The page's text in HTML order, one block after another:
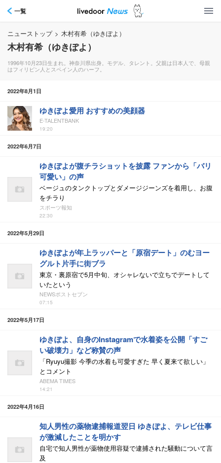
一覧
ニューストップ > 木村有希（ゆきぽよ）
木村有希（ゆきぽよ）
1996年10月23日生まれ。神奈川県出身。モデル、タレント。父親は日本人で、母親
はフィリピン人とスペイン人のハーフ。
2022年8月1日
ゆきぽよ愛用 おすすめの美顔器
E-TALENTBANK
19:20
2022年6月7日
ゆきぽよが腹チラショットを披露 ファンから「バリ
可愛い」の声
ベージュのタンクトップとダメージジーンズを着用し、お腹
をチラり
スポーツ報知
22:30
2022年5月29日
ゆきぽよが年上ラッパーと「原宿デート」のむヨー
グルト片手に街ブラ
東京・裏原宿で5月中旬、オシャレないで立ちでデートして
いたという
NEWSポストセブン
07:15
2022年5月17日
ゆきぽよ、自身のInstagramで水着姿を公開「すご
い破壊力」など称賛の声
「Ryuyu撮影 今季の水着も可愛すぎた 早く夏来て欲しい」
とコメント
ABEMA TIMES
14:21
2022年4月16日
知人男性の薬物逮捕報道翌日 ゆきぽよ、テレビ仕事
が激減したことを明かす
自宅で知人男性が薬物使用容疑で逮捕された騒動について言
及